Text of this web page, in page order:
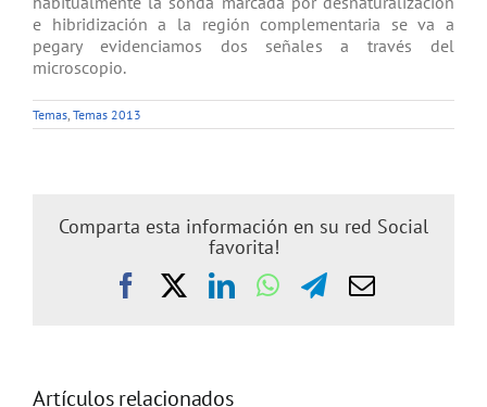
e hibridización a la región complementaria se va a
pegary evidenciamos dos señales a través del
microscopio.
Temas, Temas 2013
Comparta esta información en su red Social
favorita!
FacebookLinkedIn
WhatsApp
Telegram
Correo
Artículos relacionados